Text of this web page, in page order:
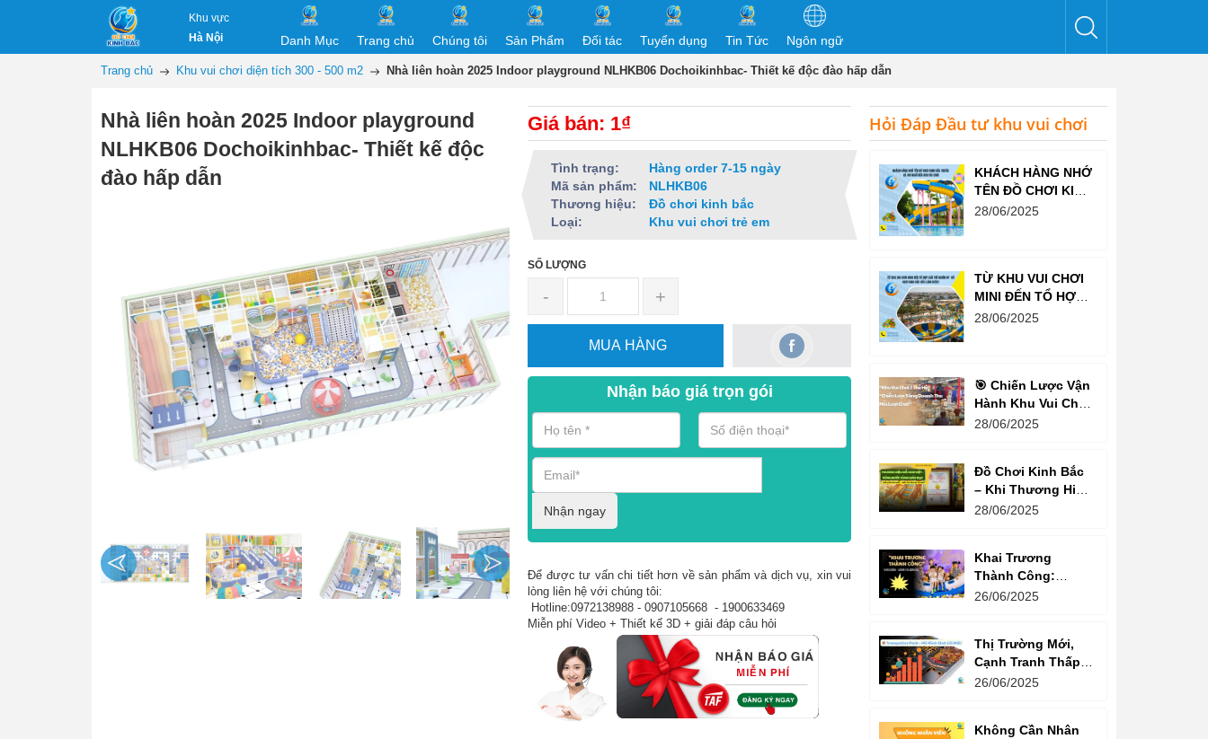
Khu vực
Hà Nội
Danh Mục Trang chủ Chúng tôi Sản Phẩm Đối tác Tuyển dụng Tin Tức Ngôn ngữ
Trang chủ Khu vui chơi diện tích 300 - 500 m2 Nhà liên hoàn 2025 Indoor playground NLHKB06 Dochoikinhbac- Thiết kế độc đào hấp dẫn
Nhà liên hoàn 2025 Indoor playground
NLHKB06 Dochoikinhbac- Thiết kế độc
đào hấp dẫn
Giá bán: 1₫
Tình trạng:
Hàng order 7-15 ngày
Mã sản phẩm:
NLHKB06
Thương hiệu:
Đồ chơi kinh bắc
Loại:
Khu vui chơi trẻ em
SỐ LƯỢNG
- +
MUA HÀNG
Nhận báo giá trọn gói
Nhận ngay
Để được tư vấn chi tiết hơn về sản phẩm và dịch vụ, xin vui
lòng liên hệ với chúng tôi:
Hotline:0972138988 - 0907105668 - 1900633469
Miễn phí Video + Thiết kế 3D + giải đáp câu hỏi
Hỏi Đáp Đầu tư khu vui chơi
KHÁCH HÀNG NHỚ
TÊN ĐỒ CHƠI KINH
BẮC TRƯỚC CẢ
28/06/2025
TỪ KHU VUI CHƠI
MINI ĐẾN TỔ HỢP
GIẢI TRÍ NGHÌN M²
28/06/2025
🎯 Chiến Lược Vận
Hành Khu Vui Chơi
3 Thế Hệ – Tối Đa
28/06/2025
Đồ Chơi Kinh Bắc
– Khi Thương Hiệu
Vững Mạnh Bắt
28/06/2025
Khai Trương
Thành Công:
Khách Nườm
Quyết Là Gì?
26/06/2025
Thị Trường Mới,
Cạnh Tranh Thấp –
Trampoline Park Là
26/06/2025
Không Cần Nhân